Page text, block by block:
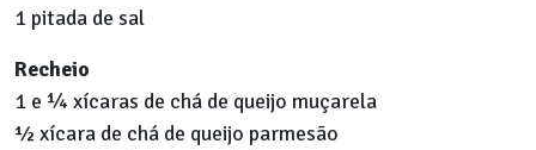
1 pitada de sal
Recheio
1 e ¼ xícaras de chá de queijo muçarela
½ xícara de chá de queijo parmesão